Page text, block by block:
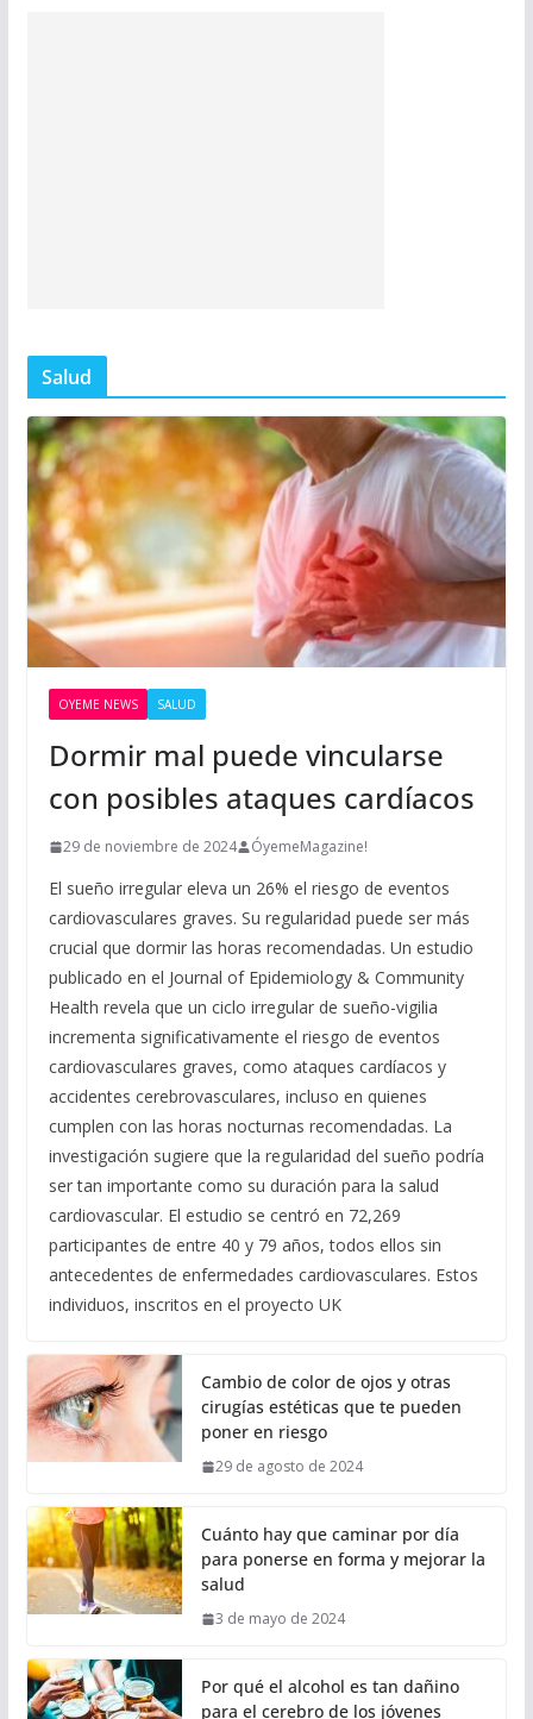
Salud
OYEME NEWS SALUD
Dormir mal puede vincularse
con posibles ataques cardíacos
29 de noviembre de 2024 ÓyemeMagazine!
El sueño irregular eleva un 26% el riesgo de eventos
cardiovasculares graves. Su regularidad puede ser más
crucial que dormir las horas recomendadas. Un estudio
publicado en el Journal of Epidemiology & Community
Health revela que un ciclo irregular de sueño-vigilia
incrementa significativamente el riesgo de eventos
cardiovasculares graves, como ataques cardíacos y
accidentes cerebrovasculares, incluso en quienes
cumplen con las horas nocturnas recomendadas. La
investigación sugiere que la regularidad del sueño podría
ser tan importante como su duración para la salud
cardiovascular. El estudio se centró en 72,269
participantes de entre 40 y 79 años, todos ellos sin
antecedentes de enfermedades cardiovasculares. Estos
individuos, inscritos en el proyecto UK
Cambio de color de ojos y otras
cirugías estéticas que te pueden
poner en riesgo
29 de agosto de 2024
Cuánto hay que caminar por día
para ponerse en forma y mejorar la
salud
3 de mayo de 2024
Por qué el alcohol es tan dañino
para el cerebro de los jóvenes